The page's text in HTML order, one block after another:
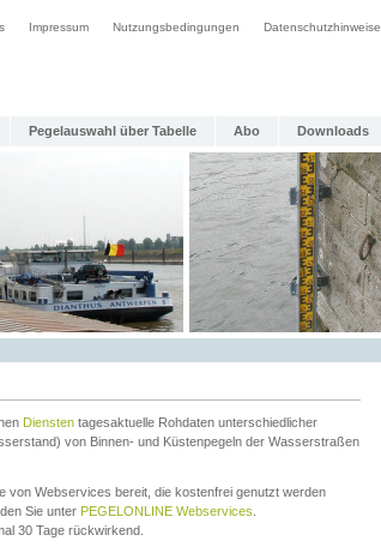
Impressum Nutzungsbedingungen Datenschutzhinweise
Pegelauswahl über Tabelle Abo Downloads
Diensten tagesaktuelle Rohdaten unterschiedlicher
von Binnen- und Küstenpegeln der Wasserstraßen
von Webservices bereit, die kostenfrei genutzt werden
Sie unter PEGELONLINE Webservices
30 Tage rückwirkend.